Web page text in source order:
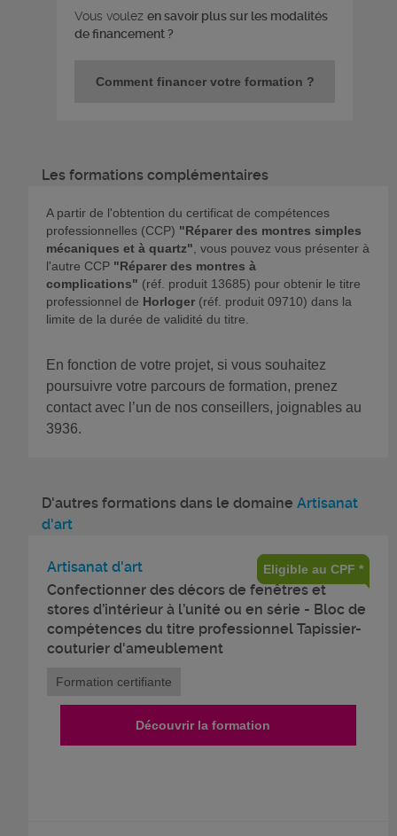
Vous voulez en savoir plus sur les modalités
de financement ?
Comment financer votre formation ?
Les formations complémentaires
A partir de l'obtention du certificat de compétences
professionnelles (CCP) "Réparer des montres simples
mécaniques et à quartz" , vous pouvez vous présenter à
l'autre CCP "Réparer des montres à
complications" (réf. produit 13685) pour obtenir le titre
professionnel de Horloger (réf. produit 09710) dans la
limite de la durée de validité du titre.
En fonction de votre projet, si vous souhaitez
poursuivre votre parcours de formation, prenez
contact avec l’un de nos conseillers, joignables au
3936.
D'autres formations dans le domaine Artisanat
d'art
Artisanat d'art
Confectionner des décors de fenêtres et
stores d’intérieur à l’unité ou en série - Bloc de
compétences du titre professionnel Tapissier-
couturier d'ameublement
Eligible au CPF *
Formation certifiante
Découvrir la formation